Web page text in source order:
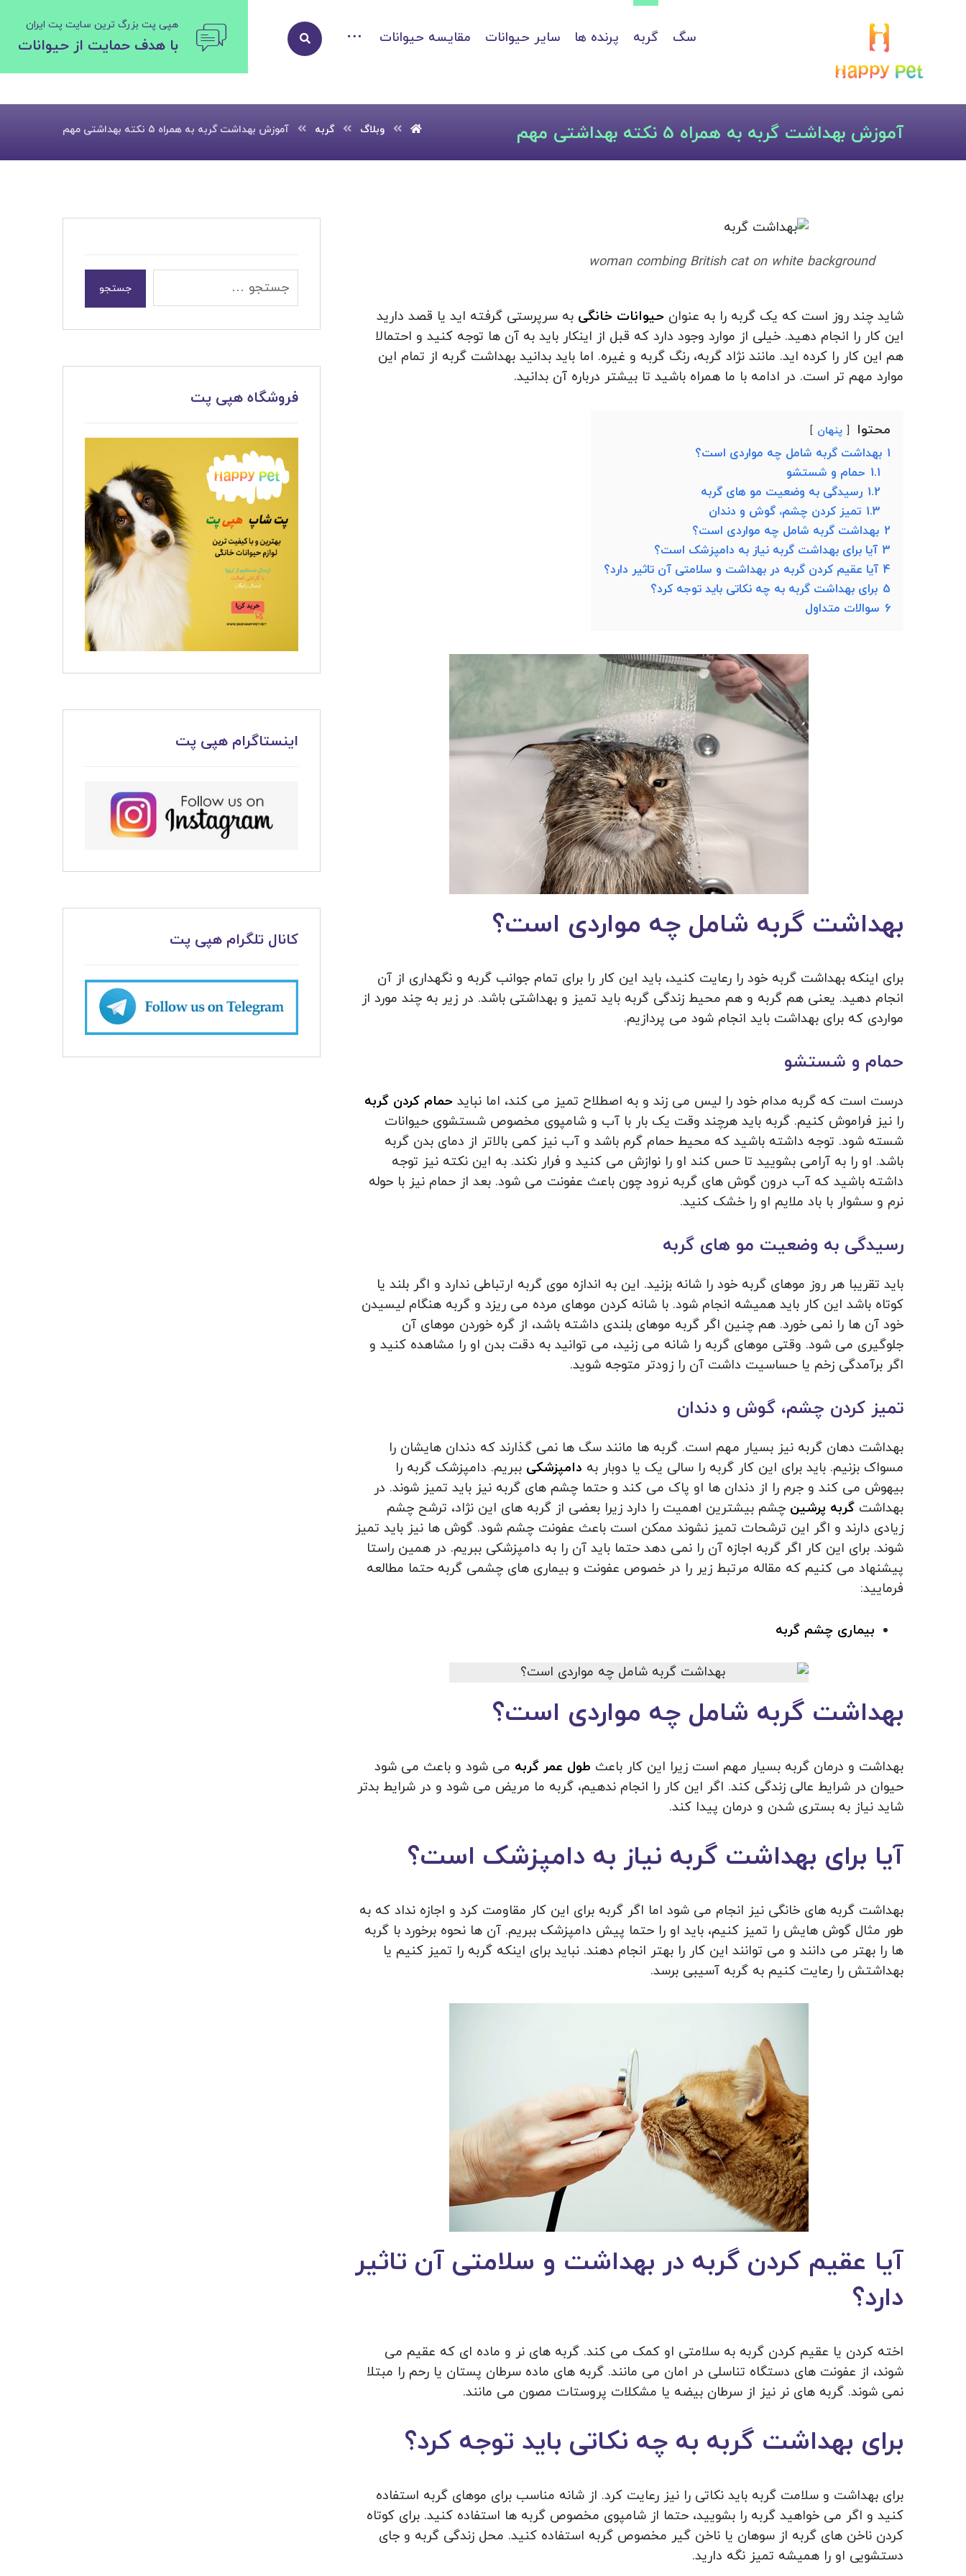
هپی پت بزرگ ترین سایت پت ایران
با هدف حمایت از حیوانات سگ گربه پرنده ها سایر حیوانات مقایسه حیوانات
آموزش بهداشت گربه به همراه 5 نکته بهداشتی مهم وبلاگ گربه آموزش بهداشت گربه به همراه 5 نکته بهداشتی مهم
woman combing British cat on white background
شاید چند روز است که یک گربه را به عنوان حیوانات خانگی به سرپرستی گرفته اید یا قصد دارید
این کار را انجام دهید. خیلی از موارد وجود دارد که قبل از اینکار باید به آن ها توجه کنید و احتمالا
هم این کار را کرده اید. مانند نژاد گربه، رنگ گربه و غیره. اما باید بدانید بهداشت گربه از تمام این
موارد مهم تر است. در ادامه با ما همراه باشید تا بیشتر درباره آن بدانید.
محتوا پنهان
1 بهداشت گربه شامل چه مواردی است؟
1.1 حمام و شستشو
1.2 رسیدگی به وضعیت مو های گربه
1.3 تمیز کردن چشم، گوش و دندان
2 بهداشت گربه شامل چه مواردی است؟
3 آیا برای بهداشت گربه نیاز به دامپزشک است؟
4 آیا عقیم کردن گربه در بهداشت و سلامتی آن تاثیر دارد؟
5 برای بهداشت گربه به چه نکاتی باید توجه کرد؟
6 سوالات متداول
بهداشت گربه شامل چه مواردی است؟
برای اینکه بهداشت گربه خود را رعایت کنید، باید این کار را برای تمام جوانب گربه و نگهداری از آن
انجام دهید. یعنی هم گربه و هم محیط زندگی گربه باید تمیز و بهداشتی باشد. در زیر به چند مورد از
مواردی که برای بهداشت باید انجام شود می پردازیم.
حمام و شستشو
درست است که گربه مدام خود را لیس می زند و به اصطلاح تمیز می کند، اما نباید حمام کردن گربه
را نیز فراموش کنیم. گربه باید هرچند وقت یک بار با آب و شامپوی مخصوص شستشوی حیوانات
شسته شود. توجه داشته باشید که محیط حمام گرم باشد و آب نیز کمی بالاتر از دمای بدن گربه
باشد. او را به آرامی بشویید تا حس کند او را نوازش می کنید و فرار نکند. به این نکته نیز توجه
داشته باشید که آب درون گوش های گربه نرود چون باعث عفونت می شود. بعد از حمام نیز با حوله
نرم و سشوار با باد ملایم او را خشک کنید.
رسیدگی به وضعیت مو های گربه
باید تقریبا هر روز موهای گربه خود را شانه بزنید. این به اندازه موی گربه ارتباطی ندارد و اگر بلند یا
کوتاه باشد این کار باید همیشه انجام شود. با شانه کردن موهای مرده می ریزد و گربه هنگام لیسیدن
خود آن ها را نمی خورد. هم چنین اگر گربه موهای بلندی داشته باشد، از گره خوردن موهای آن
جلوگیری می شود. وقتی موهای گربه را شانه می زنید، می توانید به دقت بدن او را مشاهده کنید و
اگر برآمدگی زخم یا حساسیت داشت آن را زودتر متوجه شوید.
تمیز کردن چشم، گوش و دندان
بهداشت دهان گربه نیز بسیار مهم است. گربه ها مانند سگ ها نمی گذارند که دندان هایشان را
مسواک بزنیم. باید برای این کار گربه را سالی یک یا دوبار به دامپزشکی ببریم. دامپزشک گربه را
بیهوش می کند و جرم را از دندان ها او پاک می کند و حتما چشم های گربه نیز باید تمیز شوند. در
بهداشت گربه پرشین چشم بیشترین اهمیت را دارد زیرا بعضی از گربه های این نژاد، ترشح چشم
زیادی دارند و اگر این ترشحات تمیز نشوند ممکن است باعث عفونت چشم شود. گوش ها نیز باید تمیز
شوند. برای این کار اگر گربه اجازه آن را نمی دهد حتما باید آن را به دامپزشکی ببریم. در همین راستا
پیشنهاد می کنیم که مقاله مرتبط زیر را در خصوص عفونت و بیماری های چشمی گربه حتما مطالعه
فرمایید:
بیماری چشم گربه
بهداشت گربه شامل چه مواردی است؟
بهداشت و درمان گربه بسیار مهم است زیرا این کار باعث طول عمر گربه می شود و باعث می شود
حیوان در شرایط عالی زندگی کند. اگر این کار را انجام ندهیم، گربه ما مریض می شود و در شرایط بدتر
شاید نیاز به بستری شدن و درمان پیدا کند.
آیا برای بهداشت گربه نیاز به دامپزشک است؟
بهداشت گربه های خانگی نیز انجام می شود اما اگر گربه برای این کار مقاومت کرد و اجازه نداد که به
طور مثال گوش هایش را تمیز کنیم، باید او را حتما پیش دامپزشک ببریم. آن ها نحوه برخورد با گربه
ها را بهتر می دانند و می توانند این کار را بهتر انجام دهند. نباید برای اینکه گربه را تمیز کنیم یا
بهداشتش را رعایت کنیم به گربه آسیبی برسد.
آیا عقیم کردن گربه در بهداشت و سلامتی آن تاثیر
دارد؟
اخته کردن یا عقیم کردن گربه به سلامتی او کمک می کند. گربه های نر و ماده ای که عقیم می
شوند، از عفونت های دستگاه تناسلی در امان می مانند. گربه های ماده سرطان پستان یا رحم را مبتلا
نمی شوند. گربه های نر نیز از سرطان بیضه یا مشکلات پروستات مصون می مانند.
برای بهداشت گربه به چه نکاتی باید توجه کرد؟
برای بهداشت و سلامت گربه باید نکاتی را نیز رعایت کرد. از شانه مناسب برای موهای گربه استفاده
کنید و اگر می خواهید گربه را بشویید، حتما از شامپوی مخصوص گربه ها استفاده کنید. برای کوتاه
کردن ناخن های گربه از سوهان یا ناخن گیر مخصوص گربه استفاده کنید. محل زندگی گربه و جای
دستشویی او را همیشه تمیز نگه دارید.
جستجو
فروشگاه هپی پت
اینستاگرام هپی پت
کانال تلگرام هپی پت